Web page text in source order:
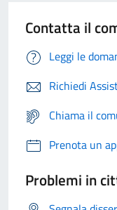
Contatta il
Leggi le
Richiedi
Chiama il
Prenota un
Problemi in